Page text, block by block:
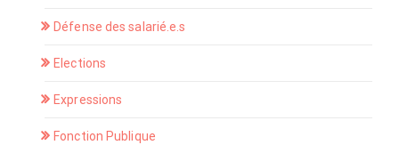
Défense des salarié.e.s
Elections
Expressions
Fonction Publique